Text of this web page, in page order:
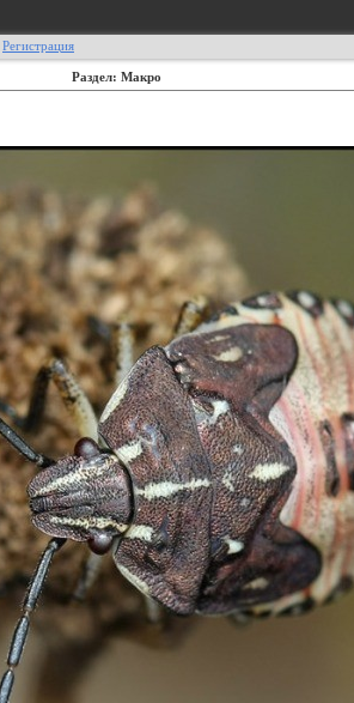
Регистрация
Раздел: Макро